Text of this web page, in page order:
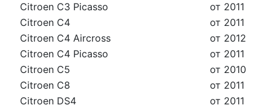
Citroen C3 Picasso
от 2011
Citroen C4
от 2011
Citroen C4 Aircross
от 2012
Citroen C4 Picasso
от 2011
Citroen C5
от 2010
Citroen C8
от 2011
Citroen DS4
от 2011